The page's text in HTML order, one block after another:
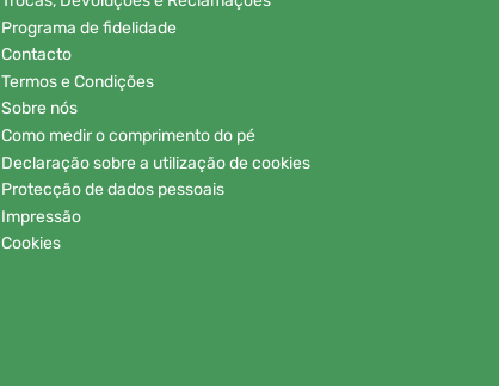
Programa de fidelidade
Contacto
Termos e Condições
Sobre nós
Como medir o comprimento do pé
Declaração sobre a utilização de cookies
Protecção de dados pessoais
Impressão
Cookies